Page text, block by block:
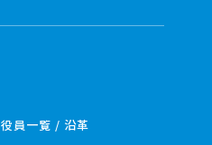
役員一覧 / 沿革